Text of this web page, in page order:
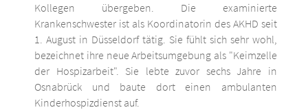
Kollegen übergeben. Die examinierte
Krankenschwester ist als Koordinatorin des AKHD seit
1. August in Düsseldorf tätig. Sie fühlt sich sehr wohl,
bezeichnet ihre neue Arbeitsumgebung als "Keimzelle
der Hospizarbeit". Sie lebte zuvor sechs Jahre in
Osnabrück und baute dort einen ambulanten
Kinderhospizdienst auf.